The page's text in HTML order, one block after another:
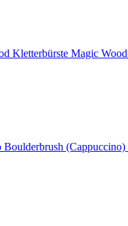
Kletterbürste Magic Wood
Boulderbrush (Cappuccino)